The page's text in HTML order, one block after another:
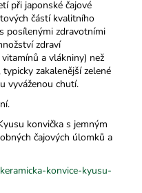
při japonské čajové
částí kvalitního
posílenými zdravotními
zdraví
a vlákniny) než
zakalenější zelené
vyváženou chutí.
konvička s jemným
čajových úlomků a
konvice-kyusu-